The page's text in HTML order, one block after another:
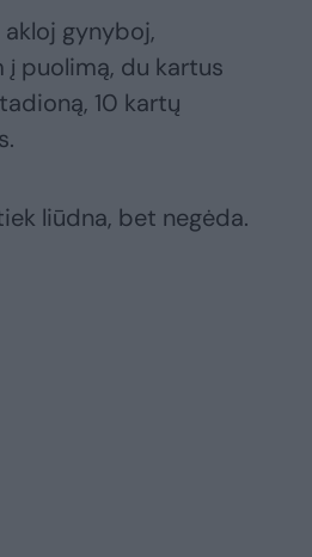
gynyboj,
puolimą, du kartus
10 kartų
liūdna, bet negėda.